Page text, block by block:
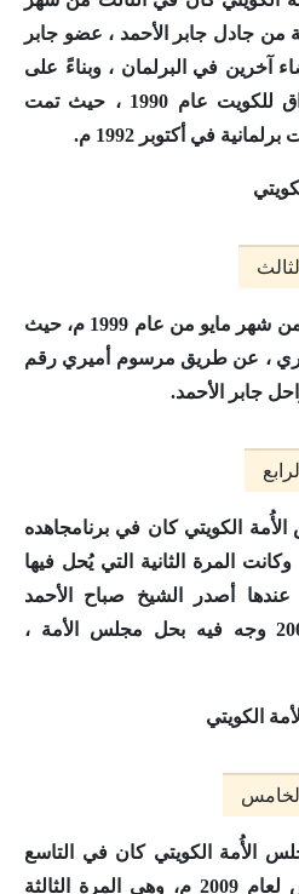
من جادل جابر الأحمد ، عضو جابر
2011 ، أعضاء آخرين في البرلمان ، وبناءً على
مجلس أمة. حتى غزو العراق للكويت عام 1990 ، حيث تمت
في أكتوبر 1992 م.
شهر مايو من عام 1999 م
، حيث
، عن طريق مرسوم أميري رقم
الكويتي كان في برنامجاهده
وكانت المرة الثانية التي يُحل فيها
أصدر الشيخ صباح الأحمد
مرسومًا رقم 146 لعام 2006 وجه فيه بحل مجلس الأمة ،
الكويتي
الأُمة الكويتي كانفي التاسع
م
، وهي المرة الثالثة